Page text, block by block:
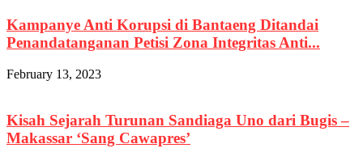
Kampanye Anti Korupsi di Bantaeng Ditandai
Penandatanganan Petisi Zona Integritas Anti...
February 13, 2023
Kisah Sejarah Turunan Sandiaga Uno dari Bugis –
Makassar ‘Sang Cawapres’